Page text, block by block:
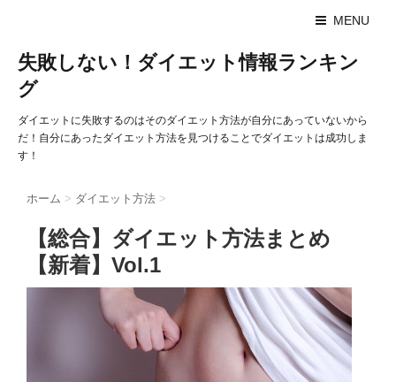
MENU
失敗しない！ダイエット情報ランキン
グ
ダイエットに失敗するのはそのダイエット方法が自分にあっていないから
だ！自分にあったダイエット方法を見つけることでダイエットは成功しま
す！
ホーム > ダイエット方法 >
【総合】ダイエット方法まとめ
【新着】Vol.1